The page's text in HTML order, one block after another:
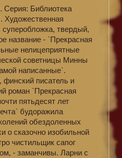
Серия: Библиотека
Художественная
суперобложка, твердый,
название - `Прекрасная
нелицеприятные
советницы Минны
написанные`.
финский писатель и
роман `Прекрасная
пятьдесят лет
будоражила
обездоленных
о сказочно изобильной
чистильщик сапог
- заманчивы. Ларни с